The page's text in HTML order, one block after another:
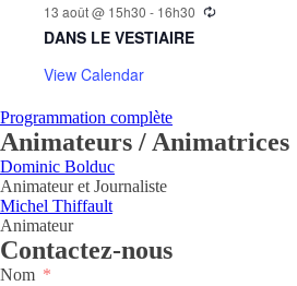
13 août @ 15h30 - 16h30
DANS LE VESTIAIRE
View Calendar
Programmation complète
Animateurs / Animatrices
Dominic Bolduc
Animateur et Journaliste
Michel Thiffault
Animateur
Contactez-nous
Nom